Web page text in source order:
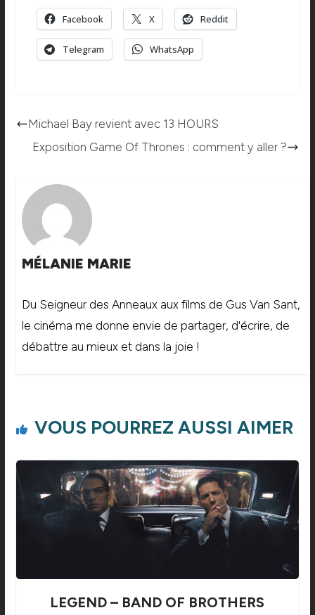
Facebook X Reddit
Telegram WhatsApp
Michael Bay revient avec 13 HOURS
Exposition Game Of Thrones : comment y aller ?
MÉLANIE MARIE
Du Seigneur des Anneaux aux films de Gus Van Sant,
le cinéma me donne envie de partager, d'écrire, de
débattre au mieux et dans la joie !
VOUS POURREZ AUSSI AIMER
LEGEND – BAND OF BROTHERS